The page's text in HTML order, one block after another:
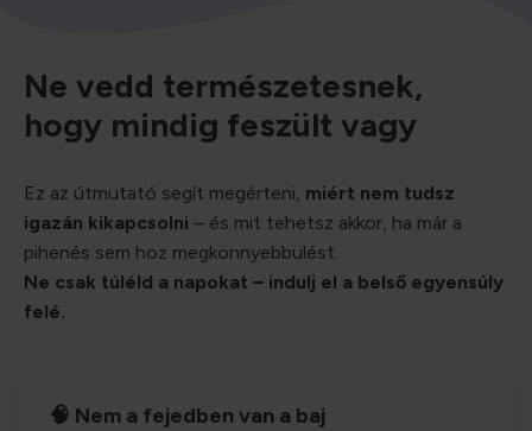
Ne vedd természetesnek,
hogy mindig feszült vagy
Ez az útmutató segít megérteni, miért nem tudsz
igazán kikapcsolni – és mit tehetsz akkor, ha már a
pihenés sem hoz megkönnyebbülést.
Ne csak túléld a napokat – indulj el a belső egyensúly
felé.
🧠 Nem a fejedben van a baj